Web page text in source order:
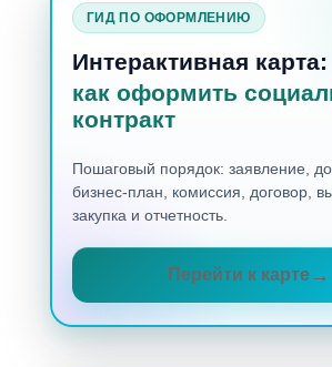
ГИД ПО ОФОРМЛЕНИЮ
Интерактивная карта:
как оформить
контракт
Пошаговый порядок: заявление,
бизнес-план, комиссия, договор,
закупка и отчетность.
Перейти к карте